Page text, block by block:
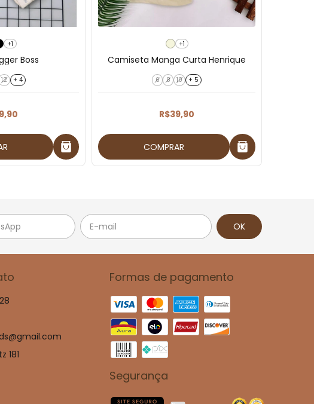
+1
Boss
12 + 4
+1
Camiseta Manga Curta Henrique
6 8 10 + 5
R$39,90
COMPRAR
181
Formas de pagamento
Segurança